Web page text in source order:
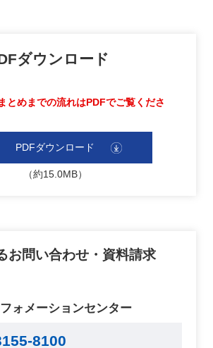
ダウンロード
とめまでの流れはPDFでご覧くださ
PDFダウンロード
（約15.0MB）
お問い合わせ・資料請求
ォメーションセンター
8100